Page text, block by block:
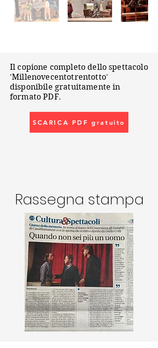
Il copione completo dello spettacolo
'Millenovecentotrentotto'
disponibile gratuitamente in
formato PDF.
SCARICA PDF gratuito
Rassegna stampa